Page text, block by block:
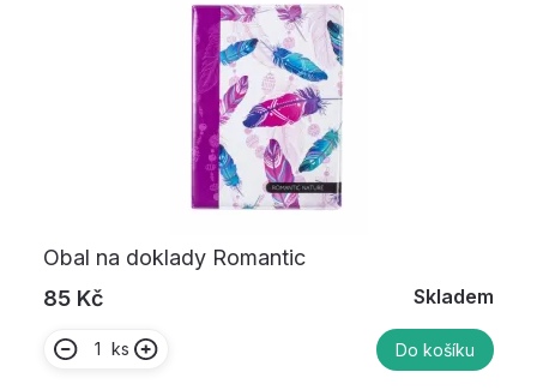
Obal na doklady Romantic
85 Kč
Skladem
ks Do košíku